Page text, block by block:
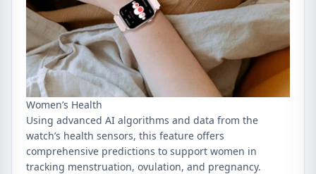
Women’s Health
Using advanced AI algorithms and data from the
watch’s health sensors, this feature offers
comprehensive predictions to support women in
tracking menstruation, ovulation, and pregnancy.